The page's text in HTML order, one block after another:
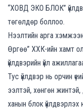
“ХОВД ЭКО БЛОК”
төгөлдөр боллоо.
Нээлтийн арга
Өргөө” ХХК-ийн хамт
үйлдвэрийн үйл
Тус үйлдвэр нь орчин
ээлтэй, хөнгөн жинтэй,
ханын блок үйлдвэрлэх